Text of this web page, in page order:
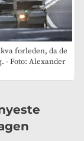
forleden, da de
- Foto: Alexander